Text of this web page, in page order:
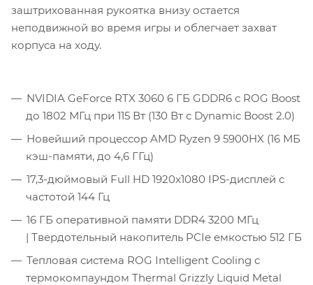
заштрихованная рукоятка внизу остается
неподвижной во время игры и облегчает захват
корпуса на ходу.
NVIDIA GeForce RTX 3060 6 ГБ GDDR6 с ROG Boost
до 1802 МГц при 115 Вт (130 Вт с Dynamic Boost 2.0)
Новейший процессор AMD Ryzen 9 5900HX (16 МБ
кэш-памяти, до 4,6 ГГц)
17,3-дюймовый Full HD 1920x1080 IPS-дисплей с
частотой 144 Гц
16 ГБ оперативной памяти DDR4 3200 МГц
| Твердотельный накопитель PCIe емкостью 512 ГБ
Тепловая система ROG Intelligent Cooling с
термокомпаундом Thermal Grizzly Liquid Metal